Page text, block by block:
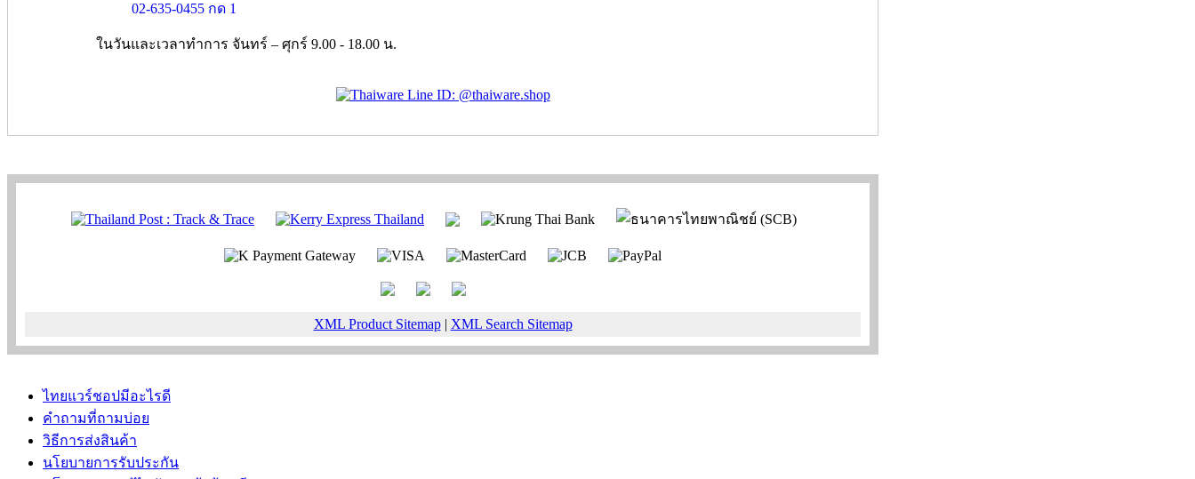
02-635-0455 กด 1
ในวันและเวลาทำการ จันทร์ – ศุกร์ 9.00 - 18.00 น.
XML Product Sitemap| XML Search Sitemap
ไทยแวร์ชอปมีอะไรดี
คำถามที่ถามบ่อย
วิธีการส่งสินค้า
นโยบายการรับประกัน